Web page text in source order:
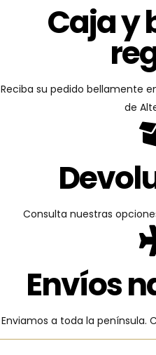
Caja y
Reciba su pedido bellamente
de
Consulta nuestras
Envíos
Enviamos a toda la península.